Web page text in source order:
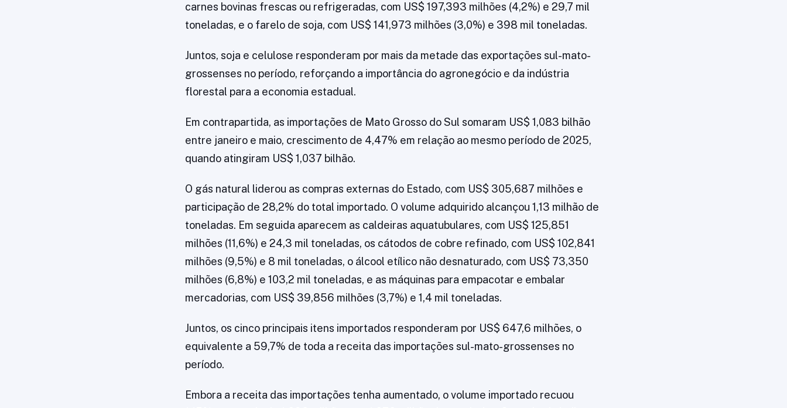
carnes bovinas frescas ou refrigeradas, com US$ 197,393 milhões (4,2%) e 29,7 mil
toneladas, e o farelo de soja, com US$ 141,973 milhões (3,0%) e 398 mil toneladas.
Juntos, soja e celulose responderam por mais da metade das exportações sul-mato-
grossenses no período, reforçando a importância do agronegócio e da indústria
florestal para a economia estadual.
Em contrapartida, as importações de Mato Grosso do Sul somaram US$ 1,083 bilhão
entre janeiro e maio, crescimento de 4,47% em relação ao mesmo período de 2025,
quando atingiram US$ 1,037 bilhão.
O gás natural liderou as compras externas do Estado, com US$ 305,687 milhões e
participação de 28,2% do total importado. O volume adquirido alcançou 1,13 milhão de
toneladas. Em seguida aparecem as caldeiras aquatubulares, com US$ 125,851
milhões (11,6%) e 24,3 mil toneladas, os cátodos de cobre refinado, com US$ 102,841
milhões (9,5%) e 8 mil toneladas, o álcool etílico não desnaturado, com US$ 73,350
milhões (6,8%) e 103,2 mil toneladas, e as máquinas para empacotar e embalar
mercadorias, com US$ 39,856 milhões (3,7%) e 1,4 mil toneladas.
Juntos, os cinco principais itens importados responderam por US$ 647,6 milhões, o
equivalente a 59,7% de toda a receita das importações sul-mato-grossenses no
período.
Embora a receita das importações tenha aumentado, o volume importado recuou